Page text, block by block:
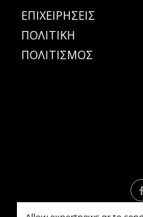
ΕΠΙΧΕΙΡΗΣΕΙΣ
ΠΟΛΙΤΙΚΗ
ΠΟΛΙΤΙΣΜΟΣ